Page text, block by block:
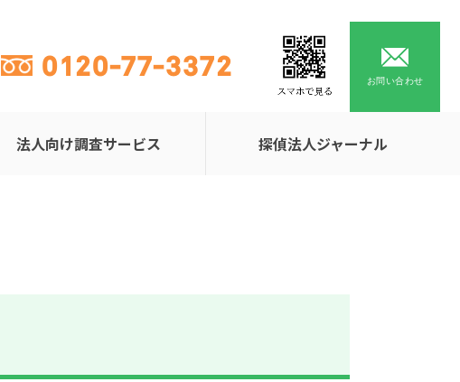
お問い合わせ
0120-77-3372
法人向け調査サービス 探偵法人ジャーナル